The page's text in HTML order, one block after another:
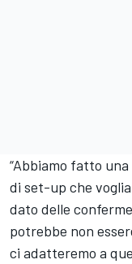
“Abbiamo fatto
di set-up che
dato delle
potrebbe non
ci adatteremo a